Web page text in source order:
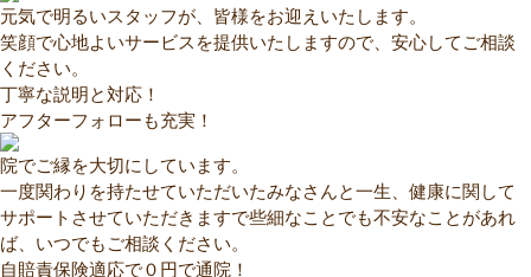
元気で明るいスタッフが、皆様をお迎えいたします。
笑顔で心地よいサービスを提供いたしますので、安心してご相談
ください。
丁寧な説明と対応！
アフターフォローも充実！
院でご縁を大切にしています。
一度関わりを持たせていただいたみなさんと一生、健康に関して
サポートさせていただきますで些細なことでも不安なことがあれ
ば、いつでもご相談ください。
自賠責保険適応で０円で通院！